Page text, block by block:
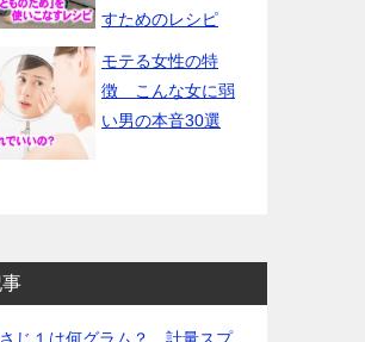
すためのレシピ
モテる女性の特
徴 こんな女に弱
い男の本音30選
事